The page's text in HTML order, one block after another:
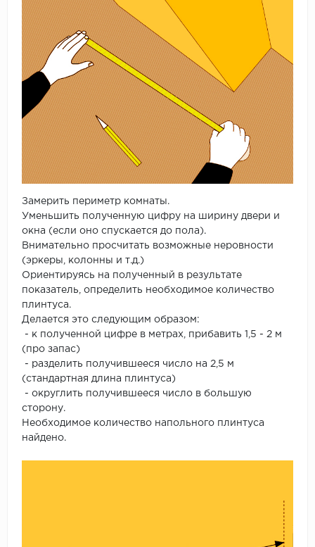
Замерить периметр комнаты.
Уменьшить полученную цифру на ширину двери и
окна (если оно спускается до пола).
Внимательно просчитать возможные неровности
(эркеры, колонны и т.д.)
Ориентируясь на полученный в результате
показатель, определить необходимое количество
плинтуса.
Делается это следующим образом:
- к полученной цифре в метрах, прибавить 1,5 - 2 м
(про запас)
- разделить получившееся число на 2,5 м
(стандартная длина плинтуса)
- округлить получившееся число в большую
сторону.
Необходимое количество напольного плинтуса
найдено.